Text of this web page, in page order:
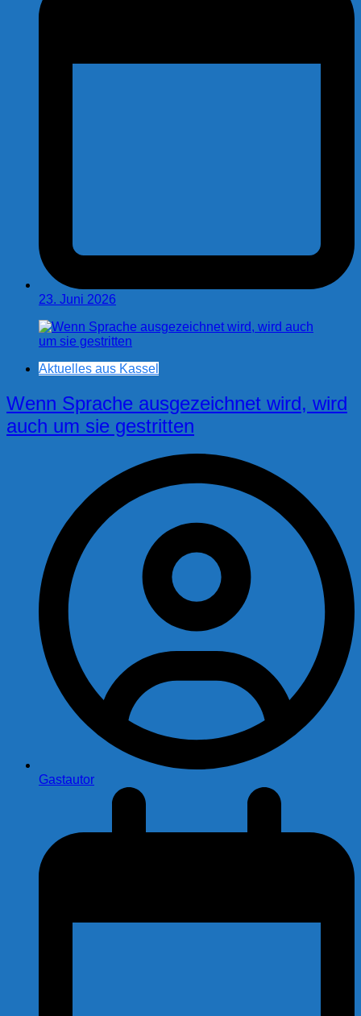
23. Juni 2026
Aktuelles aus Kassel
Wenn Sprache ausgezeichnet wird, wird
auch um sie gestritten
Gastautor